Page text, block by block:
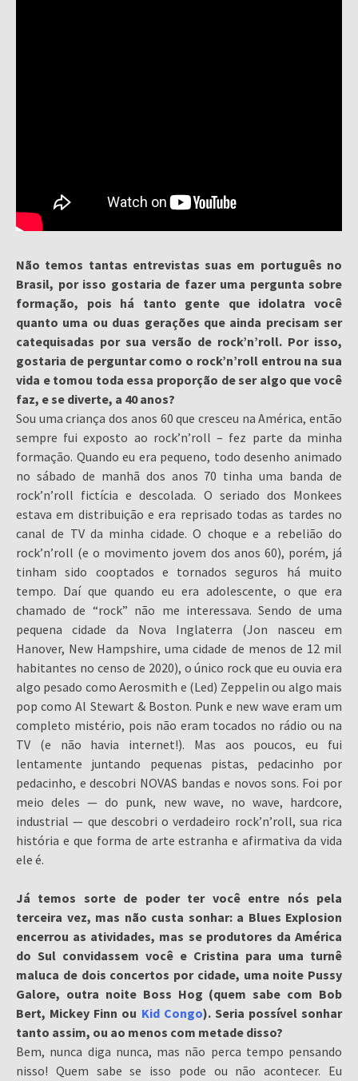
Não temos tantas entrevistas suas em português no
Brasil, por isso gostaria de fazer uma pergunta sobre
formação, pois há tanto gente que idolatra você
quanto uma ou duas gerações que ainda precisam ser
catequisadas por sua versão de rock’n’roll. Por isso,
gostaria de perguntar como o rock’n’roll entrou na sua
vida e tomou toda essa proporção de ser algo que você
faz, e se diverte, a 40 anos?
Sou uma criança dos anos 60 que cresceu na América, então
sempre fui exposto ao rock’n’roll – fez parte da minha
formação. Quando eu era pequeno, todo desenho animado
no sábado de manhã dos anos 70 tinha uma banda de
rock’n’roll fictícia e descolada. O seriado dos Monkees
estava em distribuição e era reprisado todas as tardes no
canal de TV da minha cidade. O choque e a rebelião do
rock’n’roll (e o movimento jovem dos anos 60), porém, já
tinham sido cooptados e tornados seguros há muito
tempo. Daí que quando eu era adolescente, o que era
chamado de “rock” não me interessava. Sendo de uma
pequena cidade da Nova Inglaterra (Jon nasceu em
Hanover, New Hampshire, uma cidade de menos de 12 mil
habitantes no censo de 2020), o único rock que eu ouvia era
algo pesado como Aerosmith e (Led) Zeppelin ou algo mais
pop como Al Stewart & Boston. Punk e new wave eram um
completo mistério, pois não eram tocados no rádio ou na
TV (e não havia internet!). Mas aos poucos, eu fui
lentamente juntando pequenas pistas, pedacinho por
pedacinho, e descobri NOVAS bandas e novos sons. Foi por
meio deles — do punk, new wave, no wave, hardcore,
industrial — que descobri o verdadeiro rock’n’roll, sua rica
história e que forma de arte estranha e afirmativa da vida
ele é.
Já temos sorte de poder ter você entre nós pela
terceira vez, mas não custa sonhar: a Blues Explosion
encerrou as atividades, mas se produtores da América
do Sul convidassem você e Cristina para uma turnê
maluca de dois concertos por cidade, uma noite Pussy
Galore, outra noite Boss Hog (quem sabe com Bob
Bert, Mickey Finn ou Kid Congo). Seria possível sonhar
tanto assim, ou ao menos com metade disso?
Bem, nunca diga nunca, mas não perca tempo pensando
nisso! Quem sabe se isso pode ou não acontecer. Eu